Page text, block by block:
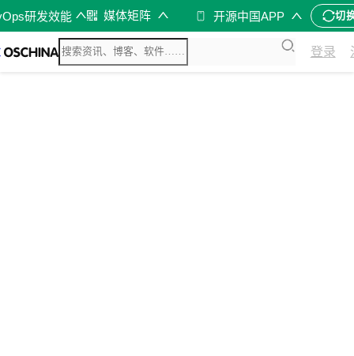
研发效能 媒体矩阵 开源中国APP 切
登录